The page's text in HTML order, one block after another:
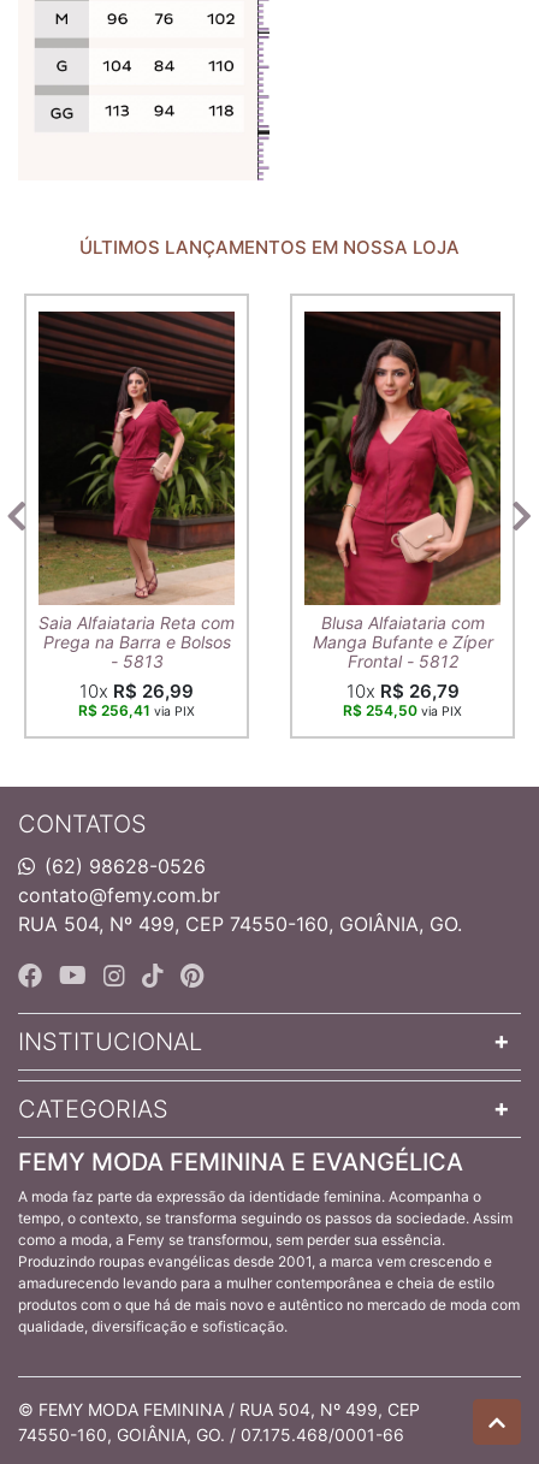
ÚLTIMOS LANÇAMENTOS EM NOSSA LOJA
Saia Alfaiataria Reta com
Prega na Barra e Bolsos
- 5813
10x R$ 26,99
R$ 256,41 via PIX
Blusa Alfaiataria com
Manga Bufante e Zíper
Frontal - 5812
10x R$ 26,79
R$ 254,50 via PIX
CONTATOS
(62) 98628-0526
contato@femy.com.br
RUA 504, Nº 499, CEP 74550-160, GOIÂNIA, GO.
INSTITUCIONAL
CATEGORIAS
FEMY MODA FEMININA E EVANGÉLICA
A moda faz parte da expressão da identidade feminina. Acompanha o
tempo, o contexto, se transforma seguindo os passos da sociedade. Assim
como a moda, a Femy se transformou, sem perder sua essência.
Produzindo roupas evangélicas desde 2001, a marca vem crescendo e
amadurecendo levando para a mulher contemporânea e cheia de estilo
produtos com o que há de mais novo e autêntico no mercado de moda com
qualidade, diversificação e sofisticação.
© FEMY MODA FEMININA / RUA 504, Nº 499, CEP
74550-160, GOIÂNIA, GO. / 07.175.468/0001-66